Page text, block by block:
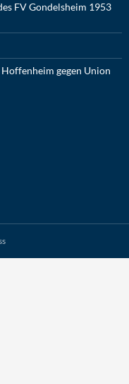
FV Gondelsheim 1953
gegen Union